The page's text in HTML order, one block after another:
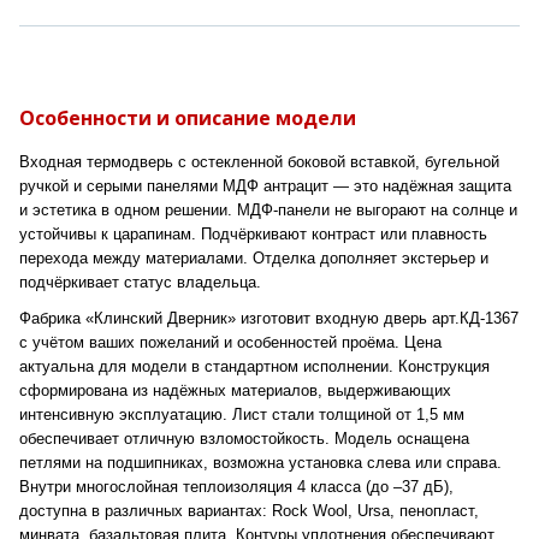
Особенности и описание модели
Входная термодверь с остекленной боковой вставкой, бугельной
ручкой и серыми панелями МДФ антрацит — это надёжная защита
и эстетика в одном решении. МДФ-панели не выгорают на солнце и
устойчивы к царапинам. Подчёркивают контраст или плавность
перехода между материалами. Отделка дополняет экстерьер и
подчёркивает статус владельца.
Фабрика «Клинский Дверник» изготовит входную дверь арт.КД-1367
с учётом ваших пожеланий и особенностей проёма. Цена
актуальна для модели в стандартном исполнении. Конструкция
сформирована из надёжных материалов, выдерживающих
интенсивную эксплуатацию. Лист стали толщиной от 1,5 мм
обеспечивает отличную взломостойкость. Модель оснащена
петлями на подшипниках, возможна установка слева или справа.
Внутри многослойная теплоизоляция 4 класса (до –37 дБ),
доступна в различных вариантах: Rock Wool, Ursa, пенопласт,
минвата, базальтовая плита. Контуры уплотнения обеспечивают